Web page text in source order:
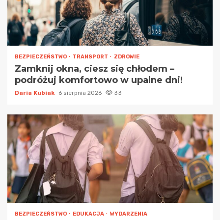
BEZPIECZEŃSTWO TRANSPORT ZDROWIE
Zamknij okna, ciesz się chłodem –
podróżuj komfortowo w upalne dni!
Daria Kubiak 6 sierpnia 2026 33
BEZPIECZEŃSTWO EDUKACJA WYDARZENIA